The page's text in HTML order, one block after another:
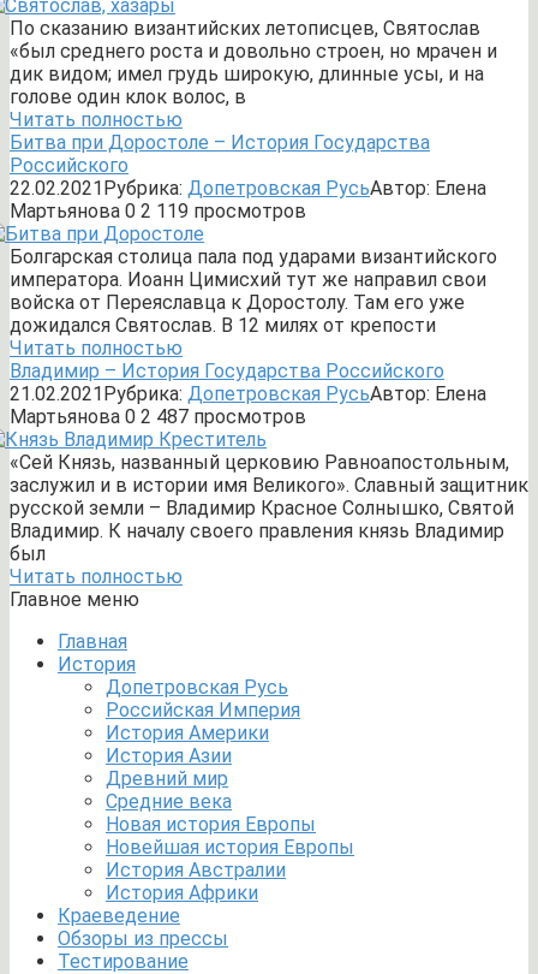
По сказанию византийских летописцев, Святослав
«был среднего роста и довольно строен, но мрачен и
дик видом; имел грудь широкую, длинные усы, и на
голове один клок волос, в
Читать полностью
Битва при Доростоле – История Государства
Российского
22.02.2021Рубрика: Допетровская РусьАвтор: Елена
Мартьянова 0 2 119 просмотров
Болгарская столица пала под ударами византийского
императора. Иоанн Цимисхий тут же направил свои
войска от Переяславца к Доростолу. Там его уже
дожидался Святослав. В 12 милях от крепости
Читать полностью
Владимир – История Государства Российского
21.02.2021Рубрика: Допетровская РусьАвтор: Елена
Мартьянова 0 2 487 просмотров
«Сей Князь, названный церковию Равноапостольным,
заслужил и в истории имя Великого». Славный защитник
русской земли – Владимир Красное Солнышко, Святой
Владимир. К началу своего правления князь Владимир
был
Читать полностью
Главное меню
Главная
История
Допетровская Русь
Российская Империя
История Америки
История Азии
Древний мир
Средние века
Новая история Европы
Новейшая история Европы
История Австралии
История Африки
Краеведение
Обзоры из прессы
Тестирование